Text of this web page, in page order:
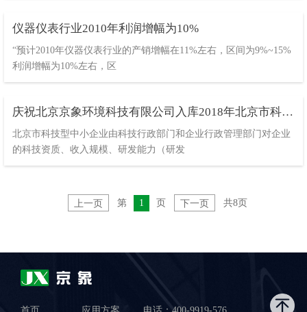
仪器仪表行业2010年利润增幅为10%
“预计2010年仪器仪表行业的产销增幅在11%左右，区间为9%~15%
利润增幅为10%左右，区
庆祝北京京象环境科技有限公司入库2018年北京市科技
型企业
北京市科技型中小企业由科技行政部门和企业行政管理部门对企业
的科技资质、收入规模、研发能力（研发
上一页 第 1 页 下一页 共8页